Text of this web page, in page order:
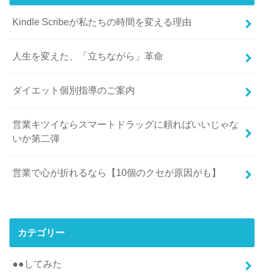
Kindle Scribeが私たちの時間を変える理由
人生を変えた、「立ちながら」革命
ダイエット個別指導のご案内
営業キツイならスマートドラッグに頼ればいいじゃな
いか第二弾
営業で心が折れるなら【10個のクセが原因がも】
カテゴリー
●●してみた